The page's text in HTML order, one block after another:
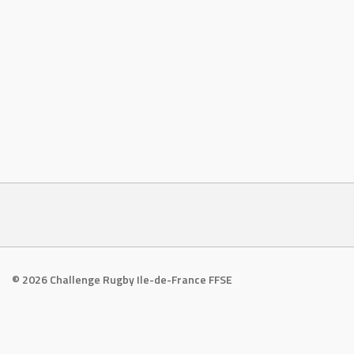
© 2026 Challenge Rugby Ile-de-France FFSE